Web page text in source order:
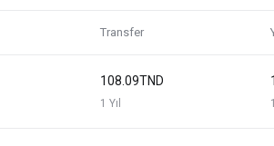
Transfer
108.09TND
1 Yıl